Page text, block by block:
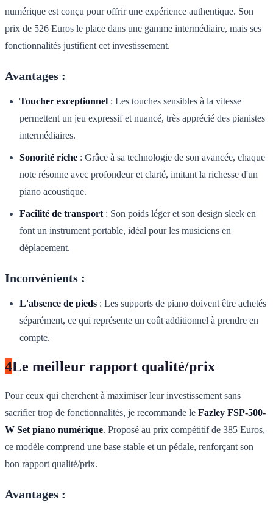
numérique est conçu pour offrir une expérience authentique. Son
prix de 526 Euros le place dans une gamme intermédiaire, mais ses
fonctionnalités justifient cet investissement.
Avantages :
Toucher exceptionnel : Les touches sensibles à la vitesse
permettent un jeu expressif et nuancé, très apprécié des pianistes
intermédiaires.
Sonorité riche : Grâce à sa technologie de son avancée, chaque
note résonne avec profondeur et clarté, imitant la richesse d'un
piano acoustique.
Facilité de transport : Son poids léger et son design sleek en
font un instrument portable, idéal pour les musiciens en
déplacement.
Inconvénients :
L'absence de pieds : Les supports de piano doivent être achetés
séparément, ce qui représente un coût additionnel à prendre en
compte.
4Le meilleur rapport qualité/prix
Pour ceux qui cherchent à maximiser leur investissement sans
sacrifier trop de fonctionnalités, je recommande le Fazley FSP-500-
W Set piano numérique. Proposé au prix compétitif de 385 Euros,
ce modèle comprend une base stable et un pédale, renforçant son
bon rapport qualité/prix.
Avantages :